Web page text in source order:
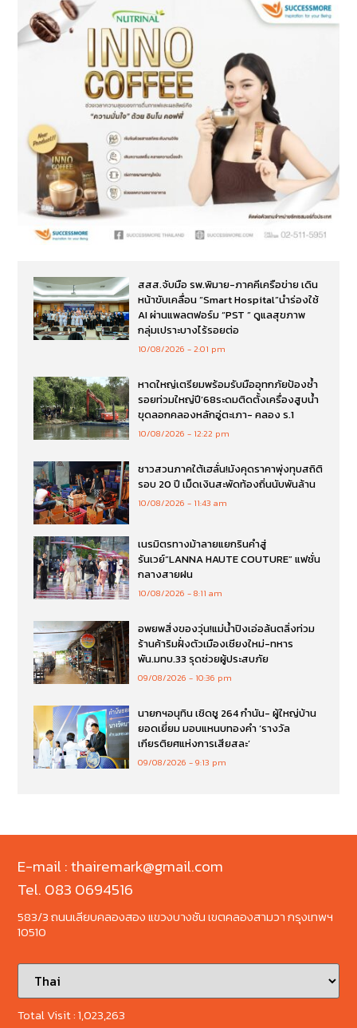
สสส.จับมือ รพ.พิมาย-ภาคคีเครือข่าย เดิน
หน้าขับเคลื่อน “Smart Hospital”นำร่องใช้
AI ผ่านแพลตฟอร์ม “PST ” ดูแลสุขภาพ
กลุ่มเปราะบางไร้รอยต่อ
10/08/2026 2:01 pm
หาดใหญ่เตรียมพร้อมรับมืออุทกภัยป้องซ้ำ
รอยท่วมใหญ่ปี’68ระดมติดตั้งเครื่องสูบน้ำ
ขุดลอกคลองหลักอู่ตะเภา- คลอง ร.1
10/08/2026 12:22 pm
ชาวสวนภาคใต้เฮลั่น!มังคุดราคาพุ่งทุบสถิติ
รอบ 20 ปี เม็ดเงินสะพัดท้องถิ่นนับพันล้าน
10/08/2026 11:43 am
เนรมิตรทางม้าลายแยกรินคำสู่
รันเวย์“LANNA HAUTE COUTURE” แฟชั่น
กลางสายฝน
10/08/2026 8:11 am
อพยพสิ่งของวุ่น!แม่น้ำปิงเอ่อล้นตลิ่งท่วม
ร้านค้าริมฝั่งตัวเมืองเชียงใหม่-ทหาร
พัน.มทบ.33 รุดช่วยผู้ประสบภัย
09/08/2026 10:36 pm
นายกฯอนุทิน เชิดชู 264 กำนัน- ผู้ใหญ่บ้าน
ยอดเยี่ยม มอบแหนบทองคำ ‘รางวัล
เกียรติยศแห่งการเสียสละ’
09/08/2026 9:13 pm
E-mail : thairemark@gmail.com
Tel. 083 0694516
583/3 ถนนเลียบคลองสอง แขวงบางชัน เขตคลองสามวา กรุงเทพฯ
10510
Total Visit :1,023,263